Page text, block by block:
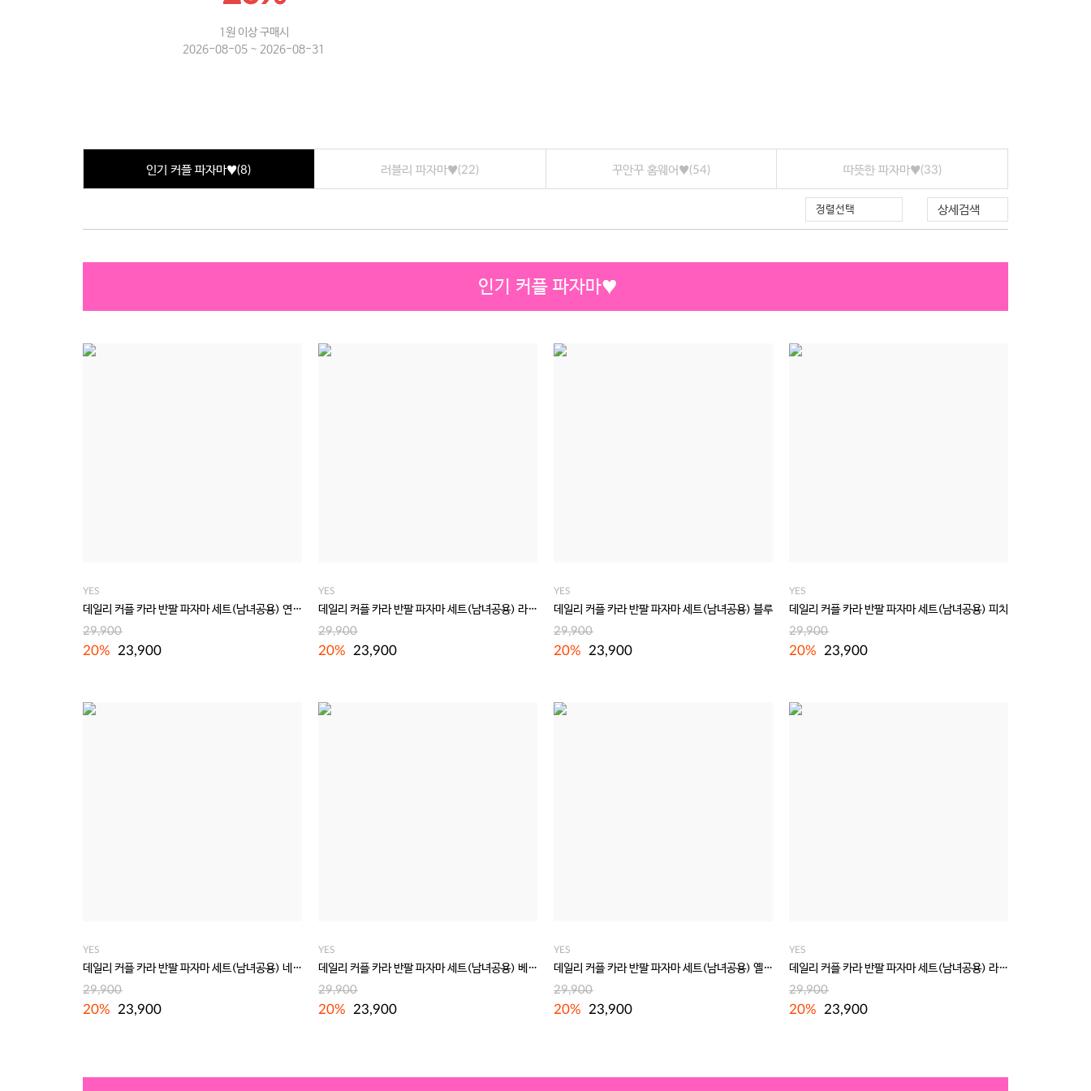
1원 이상 구매시
2026-08-05 ~ 2026-08-31
인기 커플 파자마♥(8) 러블리 파자마♥(22) 꾸안꾸 홈웨어♥(54) 따뜻한 파자마♥(33)
상세검색
정렬선택
인기 커플 파자마♥
YES
데일리 커플 카라 반팔 파자마 세트(남녀공용) 연바이올렛
29,900
20% 23,900
YES
데일리 커플 카라 반팔 파자마 세트(남녀공용) 라이트블루
29,900
20% 23,900
YES
데일리 커플 카라 반팔 파자마 세트(남녀공용) 블루
29,900
20% 23,900
YES
데일리 커플 카라 반팔 파자마 세트(남녀공용) 피치
29,900
20% 23,900
YES
데일리 커플 카라 반팔 파자마 세트(남녀공용) 네이비
29,900
20% 23,900
YES
데일리 커플 카라 반팔 파자마 세트(남녀공용) 베이지
29,900
20% 23,900
YES
데일리 커플 카라 반팔 파자마 세트(남녀공용) 옐로우
29,900
20% 23,900
YES
데일리 커플 카라 반팔 파자마 세트(남녀공용) 라이트핑크
29,900
20% 23,900